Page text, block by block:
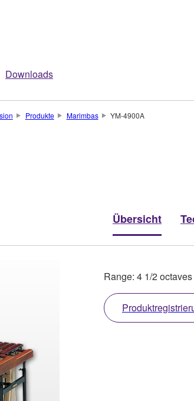
Downloads
Produkte Marimbas YM-4900A
Übersicht
Range: 4 1/2